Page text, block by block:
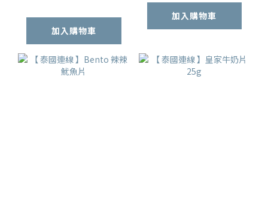
加入購物車
加入購物車